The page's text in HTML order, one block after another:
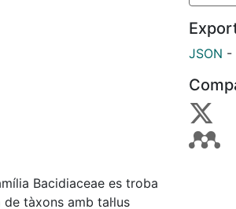
Bacidiaceae es troba
tàxons amb tal·lus
JSON -